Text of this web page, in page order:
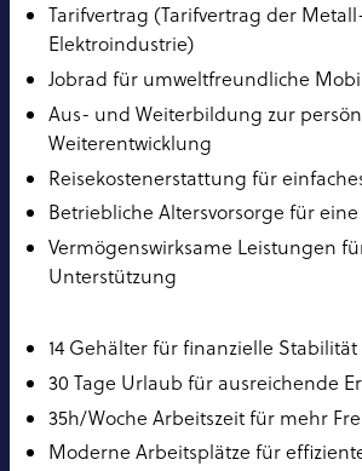
Tarifvertrag (Tarifvertrag der
Elektroindustrie)
Jobrad für umweltfreundliche
Aus- und Weiterbildung zur
Weiterentwicklung
Reisekostenerstattung für
Betriebliche Altersvorsorge für
Vermögenswirksame Leistungen
Unterstützung
14 Gehälter für finanzielle Stabilität
30 Tage Urlaub für ausreichende
35h/Woche Arbeitszeit für mehr
Moderne Arbeitsplätze für